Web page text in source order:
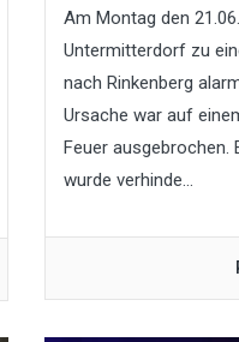
Am Montag den
Untermitterdorf zu
nach Rinkenberg
Ursache war auf
Feuer ausgebrochen.
wurde verhinde...